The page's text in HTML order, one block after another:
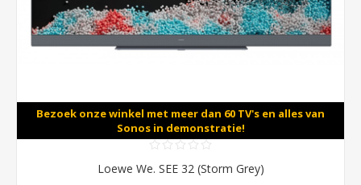
Bezoek onze winkel met meer dan 60 TV's en alles van
Sonos in demonstratie!
Loewe We. SEE 32 (Storm Grey)